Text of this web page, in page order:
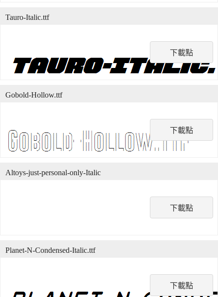
下載點
Tauro-Italic.ttf
下載點
Gobold-Hollow.ttf
下載點
Altoys-just-personal-only-Italic
下載點
Planet-N-Condensed-Italic.ttf